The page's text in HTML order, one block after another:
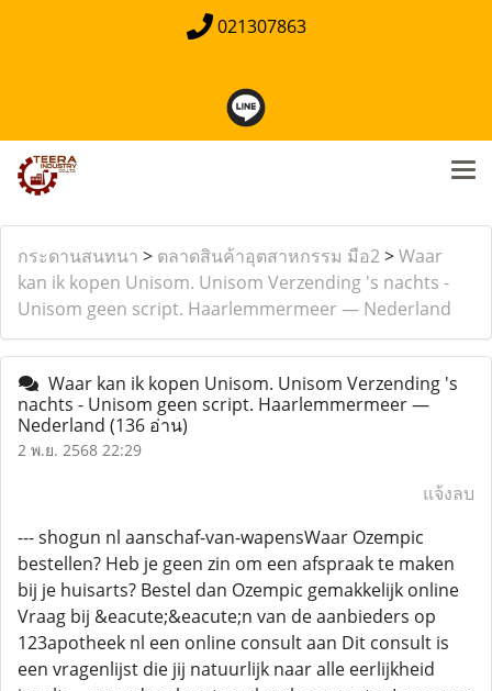
021307863
กระดานสนทนา > ตลาดสินค้าอุตสาหกรรม มือ2>Waar
kan ik kopen Unisom. Unisom Verzending 's nachts -
Unisom geen script. Haarlemmermeer — Nederland
Waar kan ik kopen Unisom. Unisom Verzending 's
nachts - Unisom geen script. Haarlemmermeer —
Nederland (136 อ่าน)
2 พ.ย. 2568 22:29
แจ้งลบ
--- shogun nl aanschaf-van-wapensWaar Ozempic
bestellen? Heb je geen zin om een afspraak te maken
bij je huisarts? Bestel dan Ozempic gemakkelijk online
Vraag bij &eacute;&eacute;n van de aanbieders op
123apotheek nl een online consult aan Dit consult is
een vragenlijst die jij natuurlijk naar alle eerlijkheid